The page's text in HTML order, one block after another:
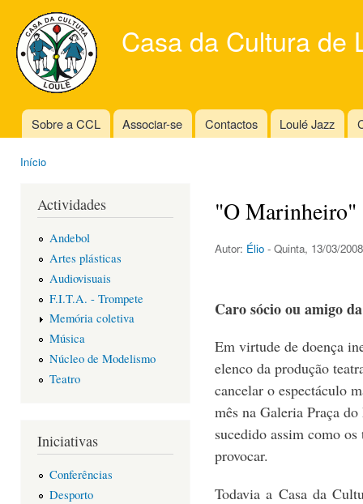
Casa da Cultura de
Main menu
Sobre a CCL Associar-se Contactos Loulé Jazz
Início
Actividades
Andebol
Artes plásticas
Audiovisuais
F.I.T.A. - Trompete
Memória coletiva
Música
Núcleo de Modelismo
Teatro
Iniciativas
Conferências
Desporto
"O Marinheiro"
Autor: Élio - Quinta, 13/03/
Caro sócio ou amigo
Em virtude de doença
elenco da produção
cancelar o espectáculo
mês na Galeria Praça
sucedido assim como
provocar.
Todavia a Casa da